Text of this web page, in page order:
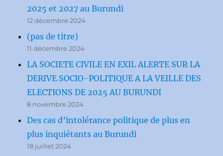
2025 et 2027 au Burundi
12 décembre 2024
(pas de titre)
11 décembre 2024
LA SOCIETE CIVILE EN EXIL ALERTE SUR LA
DERIVE SOCIO-POLITIQUE A LA VEILLE DES
ELECTIONS DE 2025 AU BURUNDI
8 novembre 2024
Des cas d’intolérance politique de plus en
plus inquiétants au Burundi
18 juillet 2024